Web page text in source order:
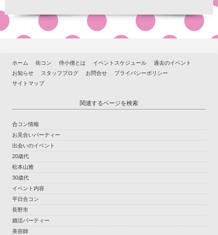
ホーム 街コン 侍小僧とは イベントスケジュール
過去のイベント
お知らせ
スタッフブログ お問合せ
プライバシーポリシー
サイトマップ
関連するページを検索
合コン情報
お見合いパーティー
出会いのイベント
20歳代
松本山雅
30歳代
イベント内容
平日合コン
長野市
婚活パーティー
美容師